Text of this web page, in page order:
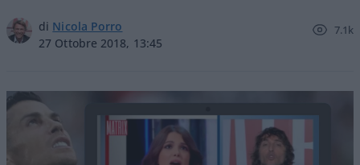
di Nicola Porro
27 Ottobre 2018, 13:45
7.1k